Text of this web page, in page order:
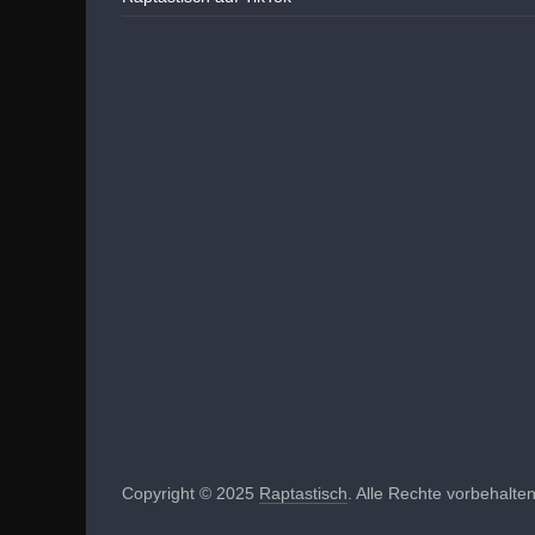
Copyright © 2025 Raptastisch . Alle Rechte